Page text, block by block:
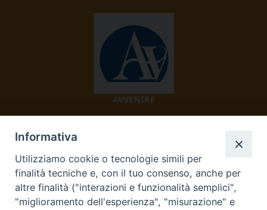
AVVENIRE
Informativa
Utilizziamo cookie o tecnologie simili per
finalità tecniche e, con il tuo consenso, anche per
altre finalità ("interazioni e funzionalità semplici",
"miglioramento dell'esperienza", "misurazione" e